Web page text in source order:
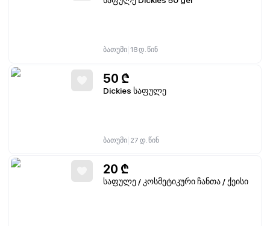
ბათუმი 18 დ. წინ
50 ₾
Dickies საფულე
ბათუმი 27 დ. წინ
20 ₾
საფულე / კოსმეტიკური ჩანთა / ქეისი